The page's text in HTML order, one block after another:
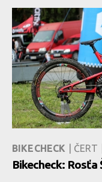
BIKECHECK | ČERT
Bikecheck: Rosťa